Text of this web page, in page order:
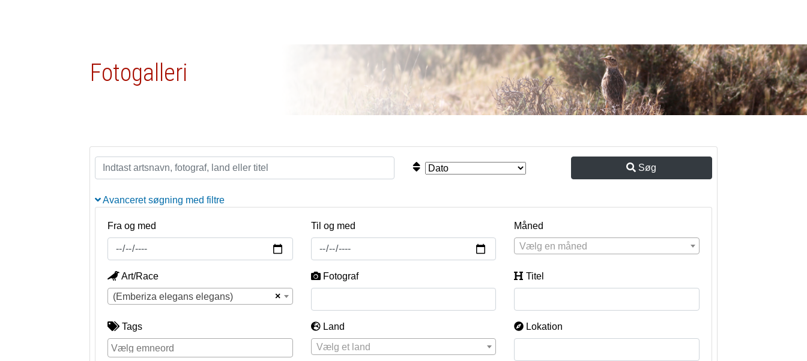
Fotogalleri
Søg
Avanceret søgning med filtre
Fra og med Til og med
Måned
Vælg en måned
Art/Race
×
(Emberiza elegans elegans)
Fotograf Titel
Tags
Land
Vælg et land
Lokation